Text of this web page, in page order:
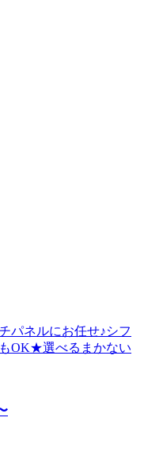
パネルにお任せ♪シフ
OK★選べるまかない